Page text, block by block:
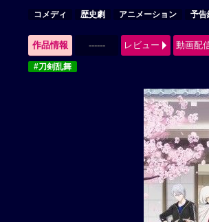
コメディ 歴史劇 アニメーション 予告
作品情報 ------ レビュー 動画配
#刀剣乱舞